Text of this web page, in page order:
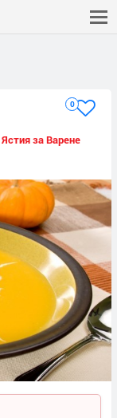
0
Ястия за Варене